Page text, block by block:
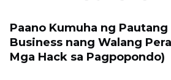
Paano Kumuha ng
Business nang Walang
Mga Hack sa Pagpopondo)